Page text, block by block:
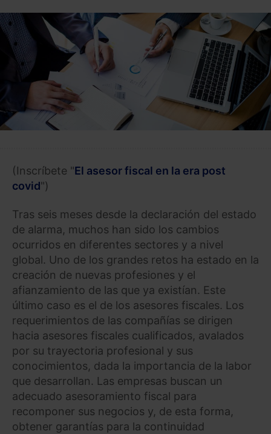
(Inscríbete "El asesor fiscal en la era post
covid")
Tras seis meses desde la declaración del estado
de alarma, muchos han sido los cambios
ocurridos en diferentes sectores y a nivel
global. Uno de los grandes retos ha estado en la
creación de nuevas profesiones y el
afianzamiento de las que ya existían. Este
último caso es el de los asesores fiscales. Los
requerimientos de las compañías se dirigen
hacia asesores fiscales cualificados, avalados
por su trayectoria profesional y sus
conocimientos, dada la importancia de la labor
que desarrollan. Las empresas buscan un
adecuado asesoramiento fiscal para
recomponer sus negocios y, de esta forma,
obtener garantías para la continuidad